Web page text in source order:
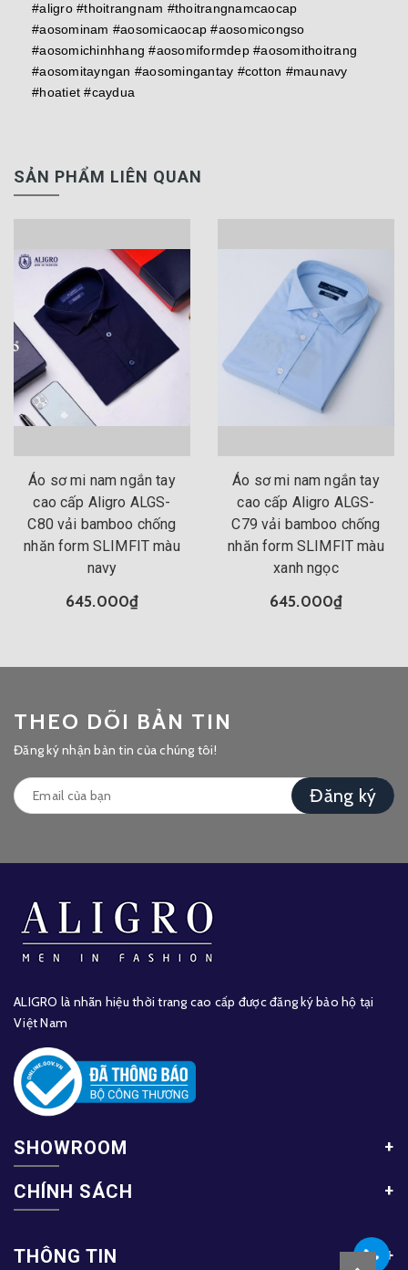
#aligro #thoitrangnam #thoitrangnamcaocap
#aosominam #aosomicaocap #aosomicongso
#aosomichinhhang #aosomiformdep #aosomithoitrang
#aosomitayngan #aosomingantay #cotton #maunavy
#hoatiet #caydua
SẢN PHẨM LIÊN QUAN
Áo sơ mi nam ngắn tay
cao cấp Aligro ALGS-
C80 vải bamboo chống
nhăn form SLIMFIT màu
navy
645.000₫
Áo sơ mi nam ngắn tay
cao cấp Aligro ALGS-
C79 vải bamboo chống
nhăn form SLIMFIT màu
xanh ngọc
645.000₫
THEO DÕI BẢN TIN
Đăng ký nhận bản tin của chúng tôi!
Đăng ký
ALIGRO là nhãn hiệu thời trang cao cấp được đăng ký bảo hộ tại
Việt Nam
SHOWROOM
CHÍNH SÁCH
THÔNG TIN